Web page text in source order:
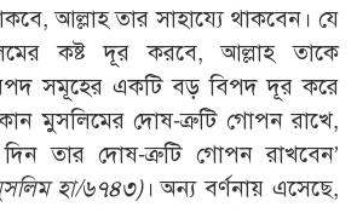
আল্লাহ তার সাহায্যে থাকবেন। যে
কষ্ট দূর করবে, আল্লাহ তাকে
সমূহের একটি বড় বিপদ দূর করে
মুসলিমের দোষ-ত্রুটি গোপন রাখে,
দিন তার দোষ-ত্রুটি গোপন রাখবেন’
হা/৬৭৪৩)। অন্য বর্ণনায় এসেছে,